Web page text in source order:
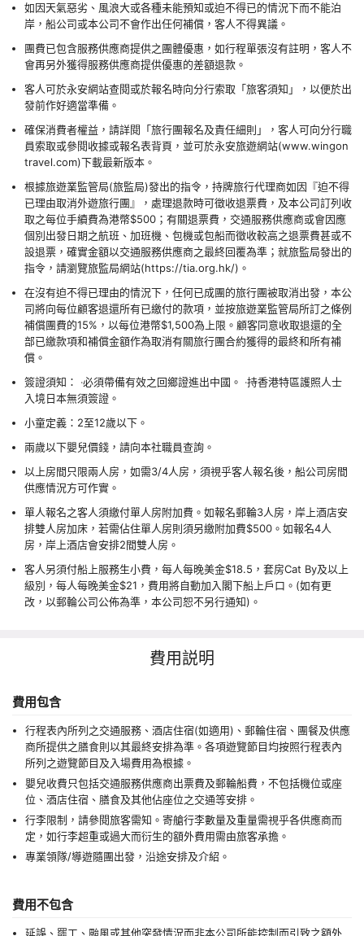
如因天氣惡劣、風浪大或各種未能預知或迫不得已的情況下而不能泊
岸，船公司或本公司不會作出任何補償，客人不得異議。
團費已包含服務供應商提供之團體優惠，如行程單張沒有註明，客人不
會再另外獲得服務供應商提供優惠的差額退款。
客人可於永安網站查閱或於報名時向分行索取「旅客須知」，以便於出
發前作好適當準備。
確保消費者權益，請詳閱「旅行團報名及責任細則」，客人可向分行職
員索取或參閱收據或報名表背頁，並可於永安旅遊網站(www.wingon
travel.com)下載最新版本。
根據旅遊業監管局(旅監局)發出的指令，持牌旅行代理商如因『迫不得
已理由取消外遊旅行團』，處理退款時可徵收退票費，及本公司訂列收
取之每位手續費為港幣$500；有關退票費，交通服務供應商或會因應
個別出發日期之航班、加班機、包機或包船而徵收較高之退票費甚或不
設退票，確實金額以交通服務供應商之最終回覆為準；就旅監局發出的
指令，請瀏覽旅監局網站(https://tia.org.hk/)。
在沒有迫不得已理由的情況下，任何已成團的旅行團被取消出發，本公
司將向每位顧客退還所有已繳付的款項，並按旅遊業監管局所訂之條例
補償團費的15%，以每位港幣$1,500為上限。顧客同意收取退還的全
部已繳款項和補償金額作為取消有關旅行團合約獲得的最終和所有補
償。
簽證須知： ‧必須帶備有效之回鄉證進出中國。 ‧持香港特區護照人士
入境日本無須簽證。
小童定義：2至12歲以下。
兩歲以下嬰兒價錢，請向本社職員查詢。
以上房間只限兩人房，如需3/4人房，須視乎客人報名後，船公司房間
供應情況方可作實。
單人報名之客人須繳付單人房附加費。如報名郵輪3人房，岸上酒店安
排雙人房加床，若需佔住單人房則須另繳附加費$500。如報名4人
房，岸上酒店會安排2間雙人房。
客人另須付船上服務生小費，每人每晚美金$18.5，套房Cat By及以上
級別，每人每晚美金$21，費用將自動加入閣下船上戶口。(如有更
改，以郵輪公司公佈為準，本公司恕不另行通知)。
費用説明
費用包含
行程表內所列之交通服務、酒店住宿(如適用)、郵輪住宿、團餐及供應
商所提供之膳食則以其最終安排為準。各項遊覽節目均按照行程表內
所列之遊覽節目及入場費用為根據。
嬰兒收費只包括交通服務供應商出票費及郵輪船費，不包括機位或座
位、酒店住宿、膳食及其他佔座位之交通等安排。
行李限制，請參閱旅客需知。寄艙行李數量及重量需視乎各供應商而
定，如行李超重或過大而衍生的額外費用需由旅客承擔。
專業領隊/導遊隨團出發，沿途安排及介紹。
費用不包含
延誤、罷工、颱風或其他突發情況而非本公司所能控制而引致之額外